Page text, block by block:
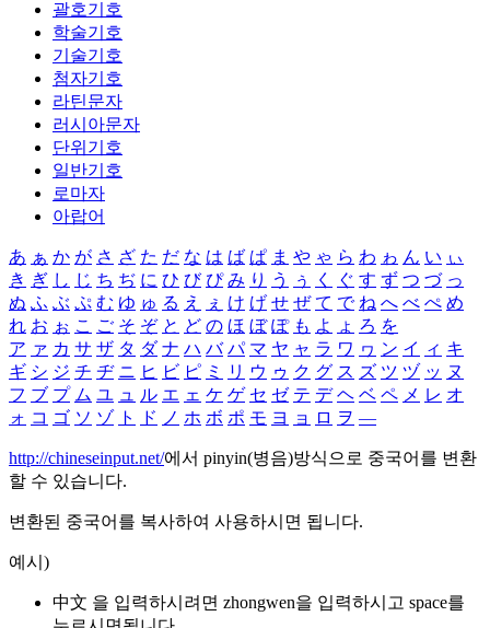
괄호기호
학술기호
기술기호
첨자기호
라틴문자
러시아문자
단위기호
일반기호
로마자
아랍어
あ ぁ か が さ ざ た だ な は ば ぱ ま や ゃ ら わ ゎ ん い ぃ
き ぎ し じ ち ぢ に ひ び ぴ み り う ぅ く ぐ す ず つ づ っ
ぬ ふ ぶ ぷ む ゆ ゅ る え ぇ け げ せ ぜ て で ね へ べ ぺ め
れ お ぉ こ ご そ ぞ と ど の ほ ぼ ぽ も よ ょ ろ を
ア ァ カ サ ザ タ ダ ナ ハ バ パ マ ヤ ャ ラ ワ ヮ ン イ ィ キ
ギ シ ジ チ ヂ ニ ヒ ビ ピ ミ リ ウ ゥ ク グ ス ズ ツ ヅ ッ ヌ
フ ブ プ ム ユ ュ ル エ ェ ケ ゲ セ ゼ テ デ ヘ ベ ペ メ レ オ
ォ コ ゴ ソ ゾ ト ド ノ ホ ボ ポ モ ヨ ョ ロ ヲ ―
http://chineseinput.net/에서 pinyin(병음)방식으로 중국어를 변환
할 수 있습니다.
변환된 중국어를 복사하여 사용하시면 됩니다.
예시)
中文 을 입력하시려면 zhongwen을 입력하시고 space를